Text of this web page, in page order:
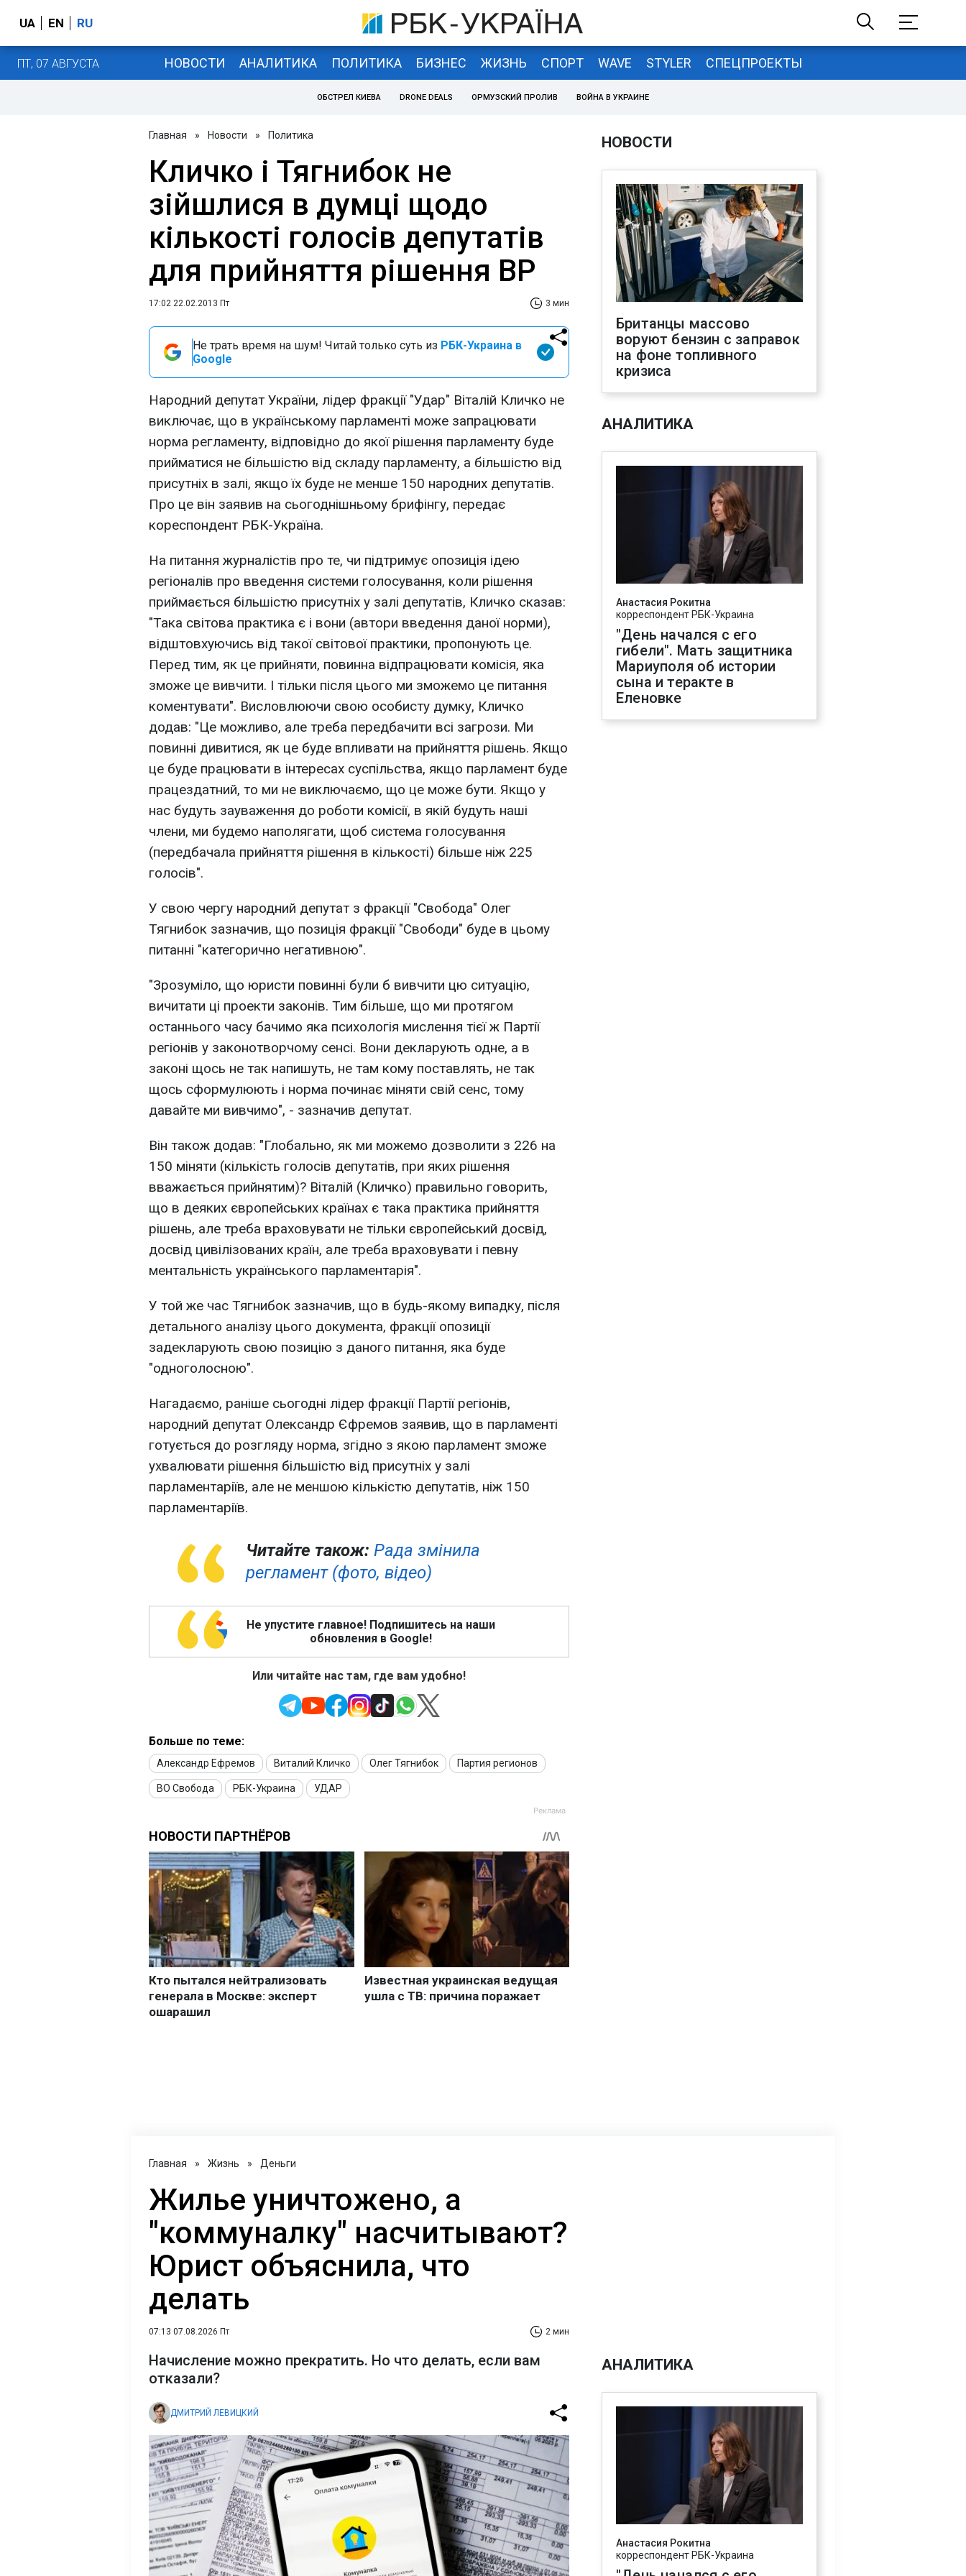
UA EN RU
ПТ, 07 АВГУСТА НОВОСТИ АНАЛИТИКА ПОЛИТИКА БИЗНЕС ЖИЗНЬ СПОРТ WAVE STYLER СПЕЦПРОЕКТЫ
ОБСТРЕЛ КИЕВА DRONE DEALS ОРМУЗСКИЙ ПРОЛИВ ВОЙНА В УКРАИНЕ
Главная » Новости » Политика
Кличко і Тягнибок не
зійшлися в думці щодо
кількості голосів депутатів
для прийняття рішення ВР
17:02 22.02.2013 Пт 3 мин
Не трать время на шум! Читай только суть из РБК-Украина в
Google
Народний депутат України, лідер фракції "Удар" Віталій Кличко не
виключає, що в українському парламенті може запрацювати
норма регламенту, відповідно до якої рішення парламенту буде
прийматися не більшістю від складу парламенту, а більшістю від
присутніх в залі, якщо їх буде не менше 150 народних депутатів.
Про це він заявив на сьогоднішньому брифінгу, передає
кореспондент РБК-Україна.
На питання журналістів про те, чи підтримує опозиція ідею
регіоналів про введення системи голосування, коли рішення
приймається більшістю присутніх у залі депутатів, Кличко сказав:
"Така світова практика є і вони (автори введення даної норми),
відштовхуючись від такої світової практики, пропонують це.
Перед тим, як це прийняти, повинна відпрацювати комісія, яка
зможе це вивчити. І тільки після цього ми зможемо це питання
коментувати". Висловлюючи свою особисту думку, Кличко
додав: "Це можливо, але треба передбачити всі загрози. Ми
повинні дивитися, як це буде впливати на прийняття рішень. Якщо
це буде працювати в інтересах суспільства, якщо парламент буде
працездатний, то ми не виключаємо, що це може бути. Якщо у
нас будуть зауваження до роботи комісії, в якій будуть наші
члени, ми будемо наполягати, щоб система голосування
(передбачала прийняття рішення в кількості) більше ніж 225
голосів".
У свою чергу народний депутат з фракції "Свобода" Олег
Тягнибок зазначив, що позиція фракції "Свободи" буде в цьому
питанні "категорично негативною".
"Зрозуміло, що юристи повинні були б вивчити цю ситуацію,
вичитати ці проекти законів. Тим більше, що ми протягом
останнього часу бачимо яка психологія мислення тієї ж Партії
регіонів у законотворчому сенсі. Вони декларують одне, а в
законі щось не так напишуть, не там кому поставлять, не так
щось сформулюють і норма починає міняти свій сенс, тому
давайте ми вивчимо", - зазначив депутат.
Він також додав: "Глобально, як ми можемо дозволити з 226 на
150 міняти (кількість голосів депутатів, при яких рішення
вважається прийнятим)? Віталій (Кличко) правильно говорить,
що в деяких європейських країнах є така практика прийняття
рішень, але треба враховувати не тільки європейський досвід,
досвід цивілізованих країн, але треба враховувати і певну
ментальність українського парламентарія".
У той же час Тягнибок зазначив, що в будь-якому випадку, після
детального аналізу цього документа, фракції опозиції
задекларують свою позицію з даного питання, яка буде
"одноголосною".
Нагадаємо, раніше сьогодні лідер фракції Партії регіонів,
народний депутат Олександр Єфремов заявив, що в парламенті
готується до розгляду норма, згідно з якою парламент зможе
ухвалювати рішення більшістю від присутніх у залі
парламентаріїв, але не меншою кількістю депутатів, ніж 150
парламентаріїв.
Читайте також: Рада змінила
регламент (фото, відео)
Не упустите главное! Подпишитесь на наши
обновления в Google!
Или читайте нас там, где вам удобно!
Больше по теме:
Александр Ефремов Виталий Кличко Олег Тягнибок Партия регионов
ВО Свобода РБК-Украина УДАР
НОВОСТИ
Британцы массово
воруют бензин с заправок
на фоне топливного
кризиса
АНАЛИТИКА
Анастасия Рокитна
корреспондент РБК-Украина
"День начался с его
гибели". Мать защитника
Мариуполя об истории
сына и теракте в
Еленовке
Главная » Жизнь » Деньги
Жилье уничтожено, а
"коммуналку" насчитывают?
Юрист объяснила, что
делать
07:13 07.08.2026 Пт 2 мин
Начисление можно прекратить. Но что делать, если вам
отказали?
ДМИТРИЙ ЛЕВИЦКИЙ
АНАЛИТИКА
Анастасия Рокитна
корреспондент РБК-Украина